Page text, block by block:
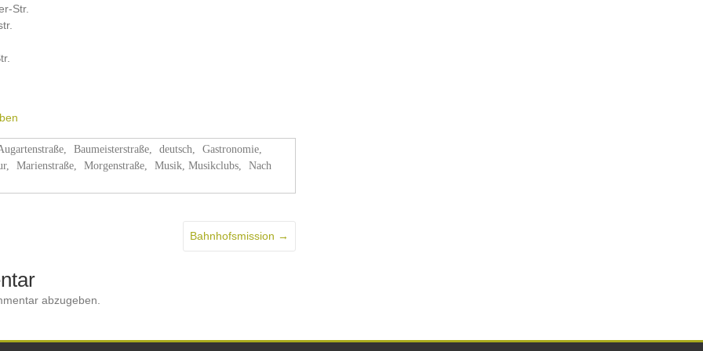
Str.
Baumeisterstraße deutsch Gastronomie
, Marienstraße Morgenstraße Musik, Musikclubs Nach
Bahnhofsmission →
abzugeben.